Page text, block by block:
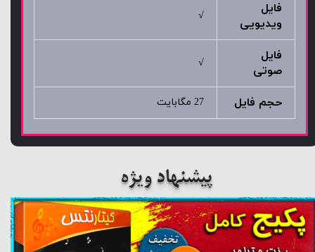
فایل
ویدیویی
√
فایل
صوتی
√
حجم فایل 27 مگابایت
پیشنهاد ویژه